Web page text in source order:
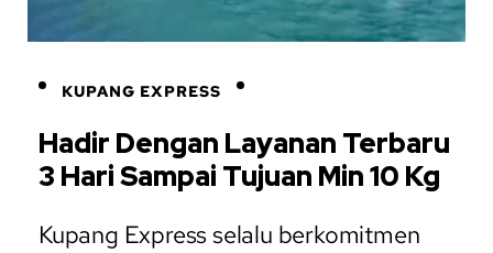
KUPANG EXPRESS
Hadir Dengan Layanan Terbaru
3 Hari Sampai Tujuan Min 10 Kg
Kupang Express selalu berkomitmen